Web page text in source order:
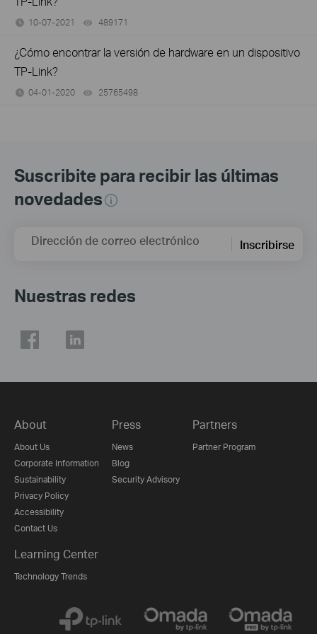
10-07-2021 489171
¿Cómo encontrar la versión de hardware en un dispositivo
TP-Link?
04-01-2020 25765498
Suscribite para recibir las últimas
novedades
Dirección de correo electrónico Inscribirse
Nuestras redes
About
About Us
Corporate Information
Sustainability
Privacy Policy
Accessibility
Contact Us
Press
News
Blog
Security Advisory
Partners
Partner Program
Learning Center
Technology Trends